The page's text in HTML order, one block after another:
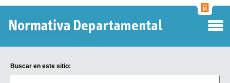
Buscar en este sitio: